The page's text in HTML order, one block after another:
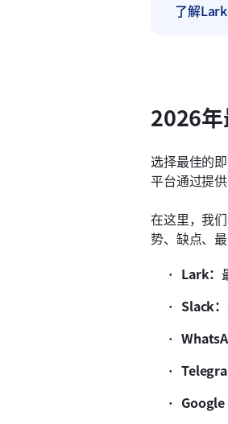
了解
2026
选择最佳的
平台通过提
在这里，我
势、缺点、
Lark：
Slack：